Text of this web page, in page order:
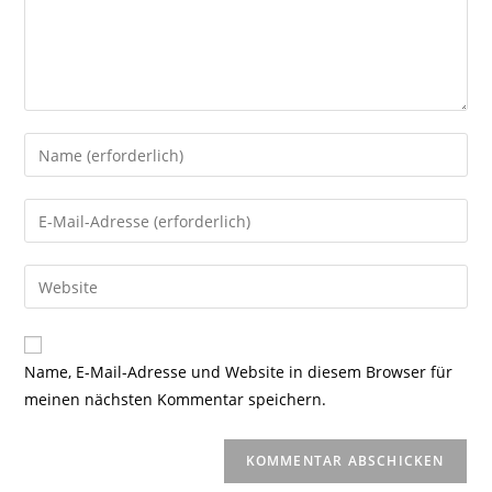
Gib
deinen
Namen
oder
zum
Kommentieren
ein
Gib
deine
E-
Mail-
zum
Kommentieren
ein
Gib
deine
Website-
URL
Name, E-Mail-Adresse und Website in diesem Browser für
meinen nächsten Kommentar speichern.